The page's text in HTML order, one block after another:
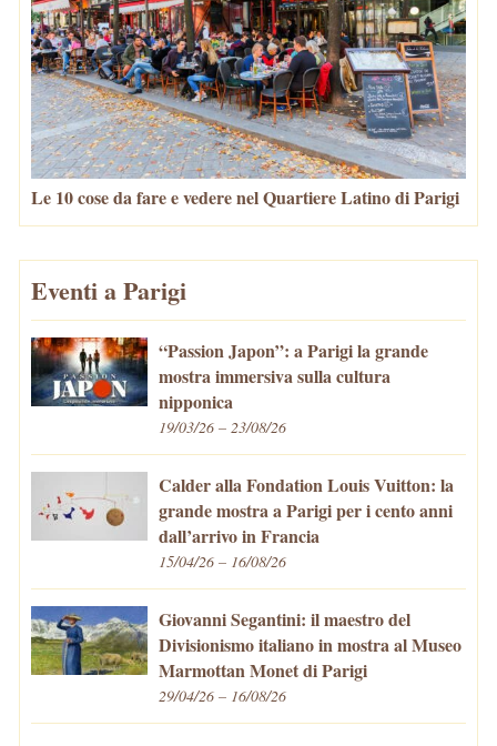
Le 10 cose da fare e vedere nel Quartiere Latino di Parigi
Eventi a Parigi
“Passion Japon”: a Parigi la grande
mostra immersiva sulla cultura
nipponica
19/03/26 – 23/08/26
Calder alla Fondation Louis Vuitton: la
grande mostra a Parigi per i cento anni
dall’arrivo in Francia
15/04/26 – 16/08/26
Giovanni Segantini: il maestro del
Divisionismo italiano in mostra al Museo
Marmottan Monet di Parigi
29/04/26 – 16/08/26